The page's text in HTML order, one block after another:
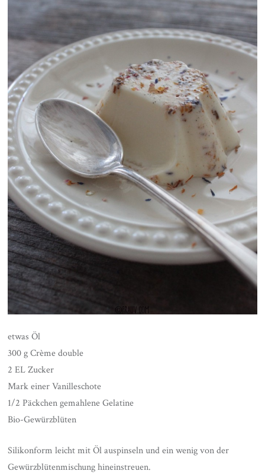
etwas Öl
300 g Crème double
2 EL Zucker
Mark einer Vanilleschote
1/2 Päckchen gemahlene Gelatine
Bio-Gewürzblüten
Silikonform leicht mit Öl auspinseln und ein wenig von der
Gewürzblütenmischung hineinstreuen.